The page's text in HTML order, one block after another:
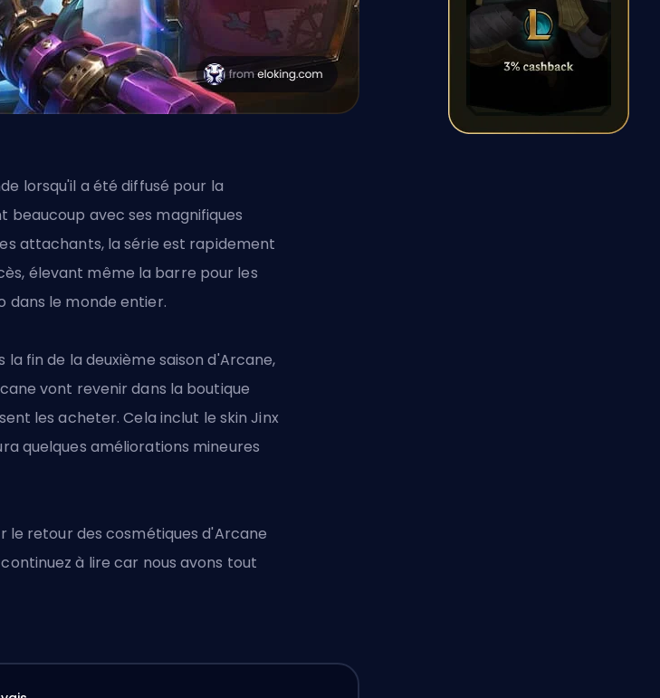
lorsqu'il a été diffusé pour la
beaucoup avec ses magnifiques
attachants, la série est rapidement
élevant même la barre pour les
dans le monde entier.
la fin de la deuxième saison d'Arcane,
vont revenir dans la boutique
les acheter. Cela inclut le skin Jinx
quelques améliorations mineures
le retour des cosmétiques d'Arcane
continuez à lire car nous avons tout